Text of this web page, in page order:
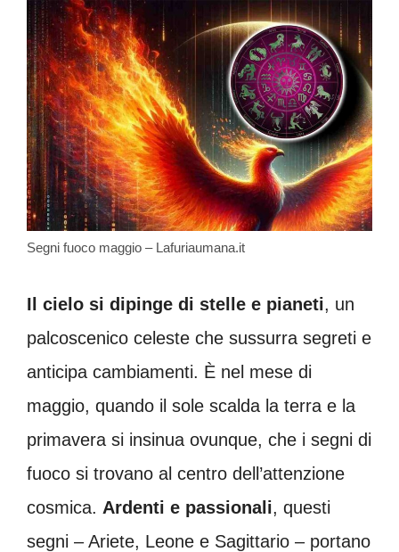
Segni fuoco maggio – Lafuriaumana.it
Il cielo si dipinge di stelle e pianeti, un
palcoscenico celeste che sussurra segreti e
anticipa cambiamenti. È nel mese di
maggio, quando il sole scalda la terra e la
primavera si insinua ovunque, che i segni di
fuoco si trovano al centro dell’attenzione
cosmica. Ardenti e passionali, questi
segni – Ariete, Leone e Sagittario – portano